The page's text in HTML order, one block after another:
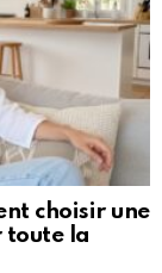
choisir une
toute la